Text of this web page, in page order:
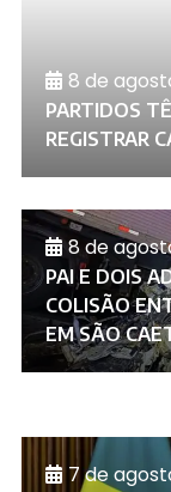
8 de
PARTIDOS
REGISTRAR
8 de
PAI E DOIS
COLISÃO
EM SÃO
7 de